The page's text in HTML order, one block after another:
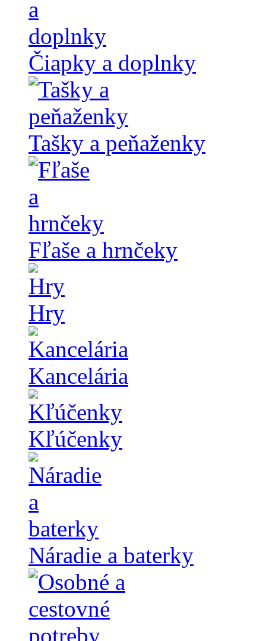
Čiapky a doplnky
Tašky a peňaženky
Fľaše a hrnčeky
Hry
Kancelária
Kľúčenky
Náradie a baterky